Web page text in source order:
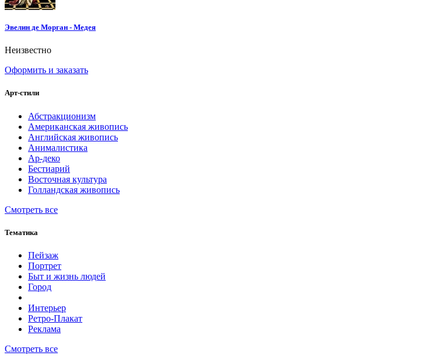
Эвелин де Морган - Медея
Неизвестно
Оформить и заказать
Арт-стили
Абстракционизм
Американская живопись
Английская живопись
Анималистика
Ар-деко
Бестиарий
Восточная культура
Голландская живопись
Смотреть все
Тематика
Пейзаж
Портрет
Быт и жизнь людей
Город
Интерьер
Ретро-Плакат
Реклама
Смотреть все